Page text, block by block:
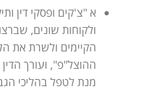
א "צ'קים ופסקי דין
ולקוחות שונים,
הקיימים ולשרת את
ההוצל"פ", ועורך
מנת לטפל בהליכי